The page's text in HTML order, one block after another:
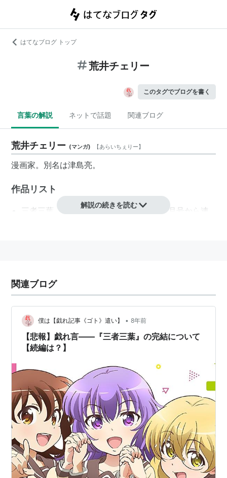
はてなブログ トップ
荒井チェリー
このタグでブログを書く
言葉の解説 ネットで話題 関連ブログ
荒井チェリー (マンガ) 【あらいちぇりー】
漫画家。別名は津島亮。
作品リスト
三者三葉 （まんがタイムきらら2003年2月号から連
月号、全1巻）
ワンダフルデイズ（まんがタイムきららMAX 2004
年7月号〜2012年8月号、全6巻）
キミとボクをつなぐもの（まんがタイムきららフォ
ワードVol.1（2006年3月）〜2009年1月号、全1巻）
いつかまたかえる（まんが4コマKINGSぱれっと
ハッピーとれいるず!（まんがタイムきららキャラッ
ト2007年2月号〜2008年7月号連載、全1巻）
せいなるめぐみ（まんがタイムきららキャラット
2009年5月号〜2011年12月号、全2巻）
未確認で進行形（まんが4コマぱれっと（2009年6月
号〜連載）
いちごの入ったソーダ水（まんがタイムきららMAX
2012年11月号〜連載）
解説の続きを読む
関連ブログ
僕は【戯れ記事《ゴト》遣い】 • 8年前
【悲報】戯れ言――『三者三葉』の完結について
【続編は？】